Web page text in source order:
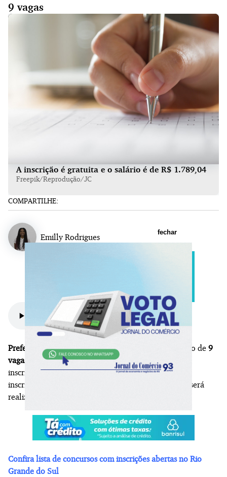
9 vagas
A inscrição é gratuita e o salário é de R$ 1.789,04
Freepik/Reprodução/JC
COMPARTILHE:
Emilly Rodrigues
Prefeitura de Bagéabre processo seletivo simplificado de 9
vagas
no nível de ensino fundamental incompleto. A
inscrição égratuitae o salário é deR$ 1.789,04
inscrições vão até o dia
e a prova pratica será
realizada no dia
Confira lista de concursos com inscrições abertas no Rio
Grande do Sul
fechar